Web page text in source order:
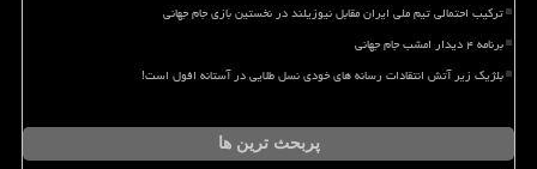
ترکیب احتمالی تیم ملی ایران مقابل نیوزیلند در نخستین بازی جام جهانی
برنامه ۴ دیدار امشب جام جهانی
بلژیک زیر آتش انتقادات رسانه های خودی نسل طلایی در آستانه افول است!
پربحث ترین ها